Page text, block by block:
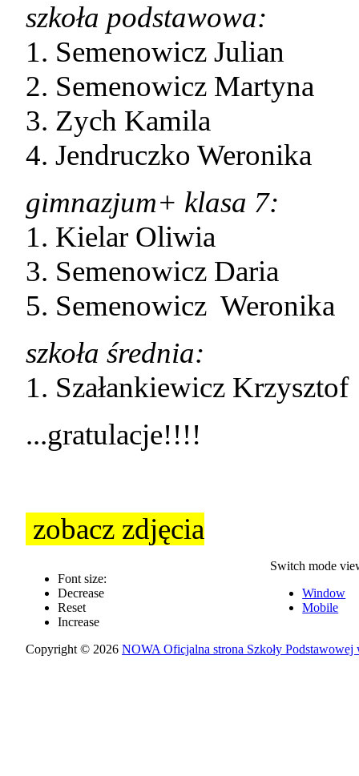
szkoła podstawowa:
1. Semenowicz Julian
2. Semenowicz Martyna
3. Zych Kamila
4. Jendruczko Weronika
gimnazjum+ klasa 7:
1. Kielar Oliwia
3. Semenowicz Daria
5. Semenowicz Weronika
szkoła średnia:
1. Szałankiewicz Krzysztof
...gratulacje!!!!
zobacz zdjęcia
Font size:
Decrease
Reset
Increase
Switch mode
Window
Mobile
Copyright © 2026NOWA Oficjalna strona Szkoły